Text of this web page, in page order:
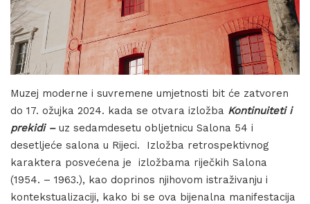
Muzej moderne i suvremene umjetnosti bit će zatvoren
do 17. ožujka 2024. kada se otvara izložba Kontinuiteti i
prekidi – uz sedamdesetu obljetnicu Salona 54 i
desetljeće salona u Rijeci. Izložba retrospektivnog
karaktera posvećena je izložbama riječkih Salona
(1954. – 1963.), kao doprinos njihovom istraživanju i
kontekstualizaciji, kako bi se ova bijenalna manifestacija